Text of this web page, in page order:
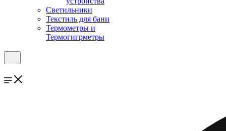
Светильники
Текстиль для бани
Термометры и
Термогигрметры